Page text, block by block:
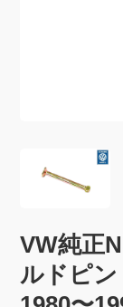
VW純正
ルドピ